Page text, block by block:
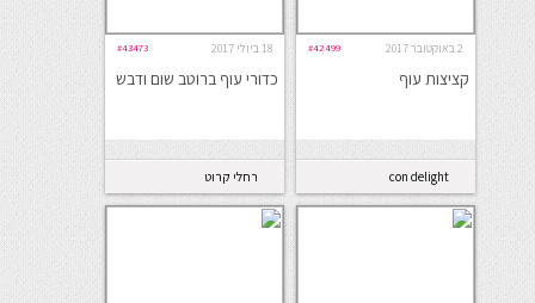
2 באוקטובר 2017 #42499
קציצות עוף
con delight
18 ביולי 2017 #43473
כדורי עוף ברוטב שום ודבש
רחלי קרוט